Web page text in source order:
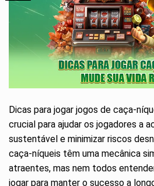
Dicas para jogar jogos de caça-
crucial para ajudar os jogadores a
sustentável e minimizar riscos
caça-níqueis têm uma mecânica
atraentes, mas nem todos
jogar para manter o sucesso a